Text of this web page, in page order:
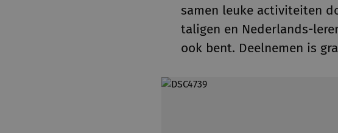
samen leuke activiteiten
taligen en Nederlands-
ook bent. Deelnemen is